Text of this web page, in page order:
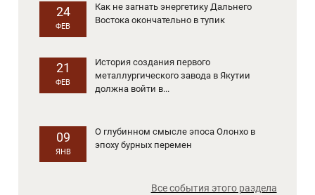
24
ФЕВ
Как не загнать энергетику Дальнего
Востока окончательно в тупик
21
ФЕВ
История создания первого
металлургического завода в Якутии
должна войти в...
09
ЯНВ
О глубинном смысле эпоса Олонхо в
эпоху бурных перемен
Все события этого раздела